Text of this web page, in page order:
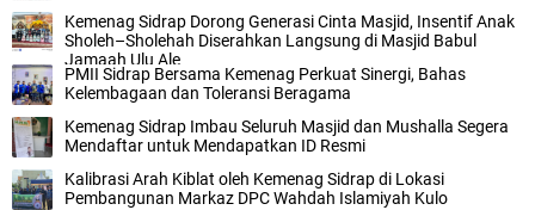
Kemenag Sidrap Dorong Generasi Cinta Masjid, Insentif Anak
Sholeh–Sholehah Diserahkan Langsung di Masjid Babul
Jamaah Ulu Ale
PMII Sidrap Bersama Kemenag Perkuat Sinergi, Bahas
Kelembagaan dan Toleransi Beragama
Kemenag Sidrap Imbau Seluruh Masjid dan Mushalla Segera
Mendaftar untuk Mendapatkan ID Resmi
Kalibrasi Arah Kiblat oleh Kemenag Sidrap di Lokasi
Pembangunan Markaz DPC Wahdah Islamiyah Kulo